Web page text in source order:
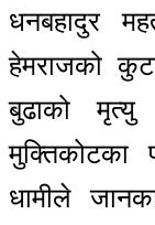
धनबहादुर
हेमराजको
बुढाको मृत्यु
मुक्तिकोटका
धामीले